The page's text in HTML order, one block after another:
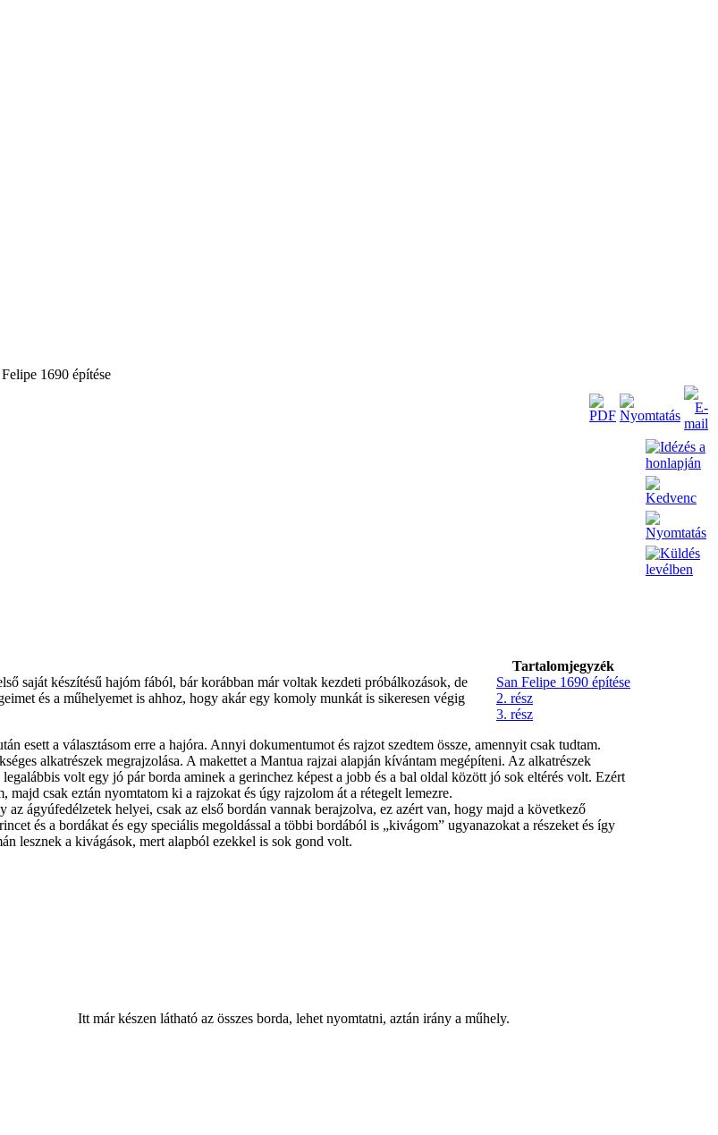
Felipe 1690 építése
Tartalomjegyzék
San Felipe 1690 építése
2. rész
3. rész
saját készítésű hajóm fából, bár korábban már voltak kezdeti próbálkozások, de
és a műhelyemet is ahhoz, hogy akár egy komoly munkát is sikeresen végig
esett a választásom erre a hajóra. Annyi dokumentumot és rajzot szedtem össze, amennyit csak tudtam.
alkatrészek megrajzolása. A makettet a Mantua rajzai alapján kívántam megépíteni. Az alkatrészek
volt egy jó pár borda aminek a gerinchez képest a jobb és a bal oldal között jó sok eltérés volt. Ezért
csak eztán nyomtatom ki a rajzokat és úgy rajzolom át a rétegelt lemezre.
az ágyúfedélzetek helyei, csak az első bordán vannak berajzolva, ez azért van, hogy majd a következő
és a bordákat és egy speciális megoldással a többi bordából is „kivágom” ugyanazokat a részeket és így
lesznek a kivágások, mert alapból ezekkel is sok gond volt.
Itt már készen látható az összes borda, lehet nyomtatni, aztán irány a műhely.